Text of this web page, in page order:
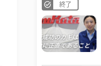
終了